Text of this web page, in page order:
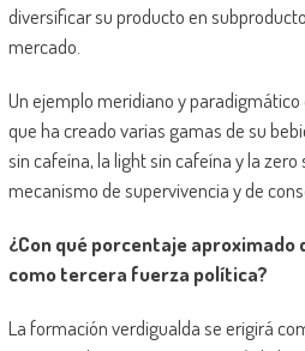
diversificar su producto en
mercado.
Un ejemplo meridiano y paradigmático
que ha creado varias gamas de su
sin cafeína, la light sin cafeína y la
mecanismo de supervivencia y de
¿Con qué porcentaje aproximado
como tercera fuerza política?
La formación verdigualda se erigirá